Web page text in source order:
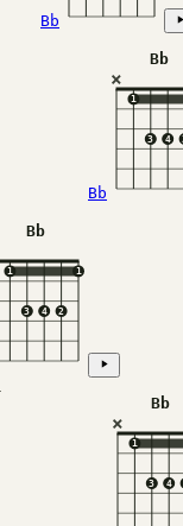
Bb
Bb
Bb
×
1
3 4
Bb
1
3 4 2
1
Bb
×
1
3 4